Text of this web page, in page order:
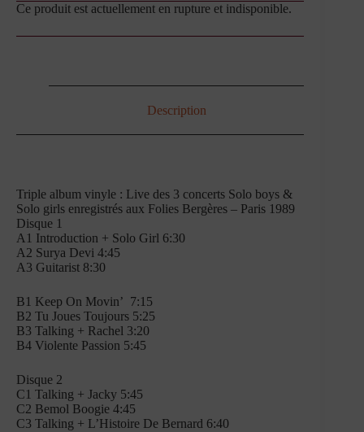
Ce produit est actuellement en rupture et indisponible.
Description
Triple album vinyle : Live des 3 concerts Solo boys &
Solo girls enregistrés aux Folies Bergères – Paris 1989
Disque 1
A1 Introduction + Solo Girl 6:30
A2 Surya Devi 4:45
A3 Guitarist 8:30
B1 Keep On Movin’ 7:15
B2 Tu Joues Toujours 5:25
B3 Talking + Rachel 3:20
B4 Violente Passion 5:45
Disque 2
C1 Talking + Jacky 5:45
C2 Bemol Boogie 4:45
C3 Talking + L’Histoire De Bernard 6:40